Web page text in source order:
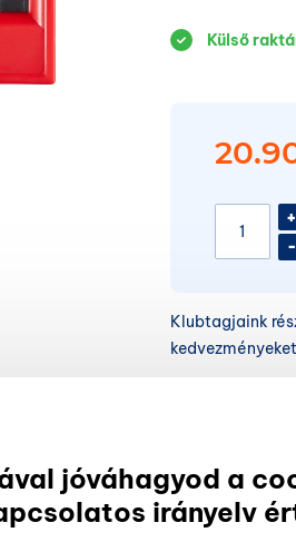
jóváhagyod a
irányelv
Külső
+
-
Klubtagjaink